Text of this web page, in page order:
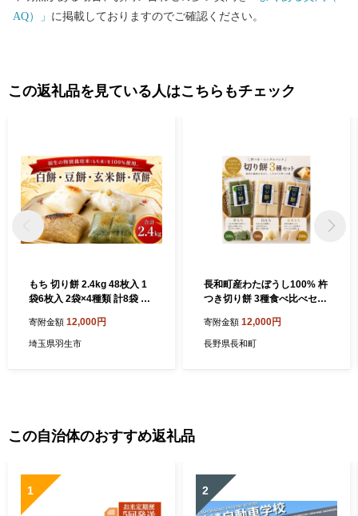
AQ）」 に掲載しておりますのでご確認ください。
この返礼品を見ている人はこちらもチェック
もち 切り餅 2.4kg 48枚入 1
袋6枚入 2袋×4種類 計8袋 特
豆もち 草もち 玄米もち
寄附金額 12,000円
埼玉県羽生市
長和町産わたぼうし100% 杵
つき切り餅 3種食べ比べセッ
ち／各500g）
寄附金額 12,000円
長野県長和町
この自治体のおすすめ返礼品
1 2